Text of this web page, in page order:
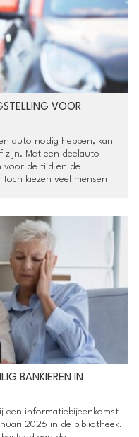
VOOR
auto nodig hebben, kan
zijn. Met een deelauto-
voor de tijd en de
kiezen veel mensen
BANKIEREN IN
een informatiebijeenkomst
2026 in de bibliotheek.